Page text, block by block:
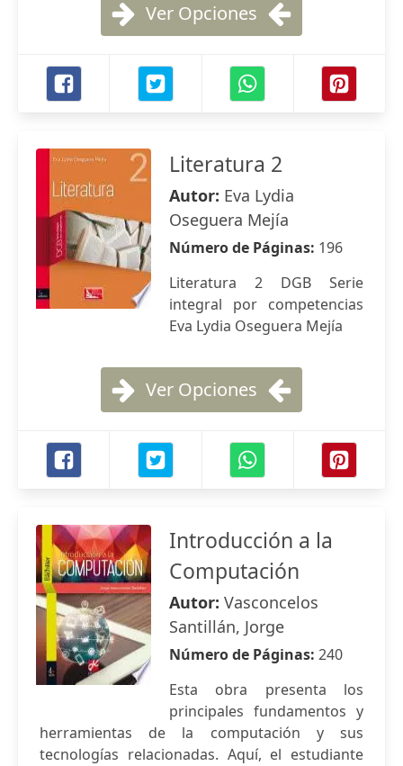
Ver Opciones
Literatura 2
Autor: Eva Lydia
Oseguera Mejía
Número de Páginas: 196
Literatura 2 DGB Serie
integral por competencias
Eva Lydia Oseguera Mejía
Ver Opciones
Introducción a la
Computación
Autor: Vasconcelos
Santillán, Jorge
Número de Páginas: 240
Esta obra presenta los
principales fundamentos y
herramientas de la computación y sus
tecnologías relacionadas. Aquí, el estudiante